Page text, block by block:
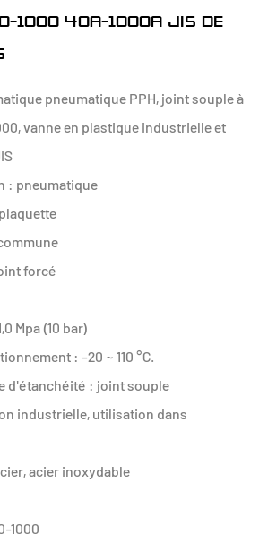
1000 40A-1000A JIS DE
pneumatique PPH, joint souple à
vanne en plastique industrielle et
: pneumatique
forcé
Mpa (10 bar)
: -20 ~ 110 °C.
d'étanchéité : joint souple
industrielle, utilisation dans
acier inoxydable
1000